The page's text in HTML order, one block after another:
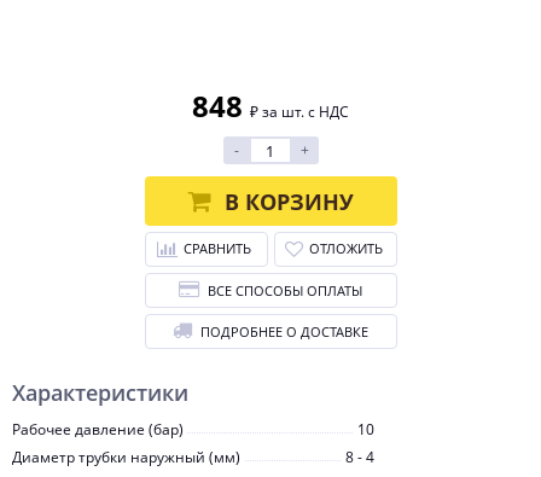
Характеристики
Рабочее давление (бар)
10
Диаметр трубки наружный (мм)
8 - 4
848 ₽ за шт. с НДС
-
+
В КОРЗИНУ
СРАВНИТЬ ОТЛОЖИТЬ
ВСЕ СПОСОБЫ ОПЛАТЫ
ПОДРОБНЕЕ О ДОСТАВКЕ